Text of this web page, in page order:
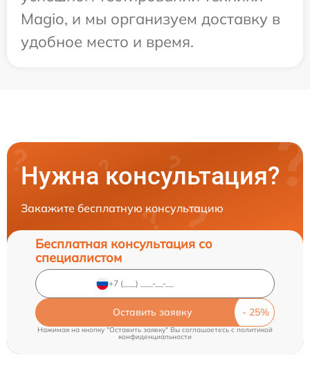
Magio, и мы организуем доставку в
удобное место и время.
Нужна консультация?
Закажите бесплатную консультацию
Бесплатная консультация со
специалистом
Оставить заявку
Нажимая на кнопку "Оставить заявку" Вы соглашаетесь cполитикой
конфиденциальности